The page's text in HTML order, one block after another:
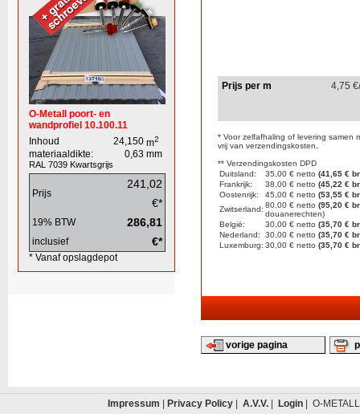
O-Metall poort- en
wandprofiel 10.100.11
Inhoud
24,150 m2
materiaaldikte: 0,63 mm
RAL 7039 Kwartsgrijs
Prijs
241,02
€*
19% BTW
inclusief
286,81
€*
* Vanaf opslagdepot
Prijs per m 4,75
* Voor zelfafhaling of levering samen
vrij van verzendingskosten.
** Verzendingskosten DPD
Duitsland:
35,00 € netto (41,65 €
Frankrijk:
38,00 € netto (45,22 €
Oostenrijk:
45,00 € netto (53,55 €
Zwitserland: 80,00 € netto (95,20 €
douanerechten)
België:
30,00 € netto (35,70 €
Nederland:
30,00 € netto (35,70 €
Luxemburg: 30,00 € netto (35,70 €
vorige pagina
Impressum Privacy Policy A.V.V. Login | O-